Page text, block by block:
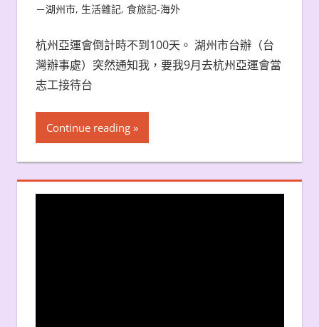
－湖州市, 生活雜記, 食旅記-海外
杭州亞運會倒計時不到100天。 湖州市台辦（台
灣辦事處）突然通知我，要我9月去杭州亞運會當
志工接待台
Continue reading